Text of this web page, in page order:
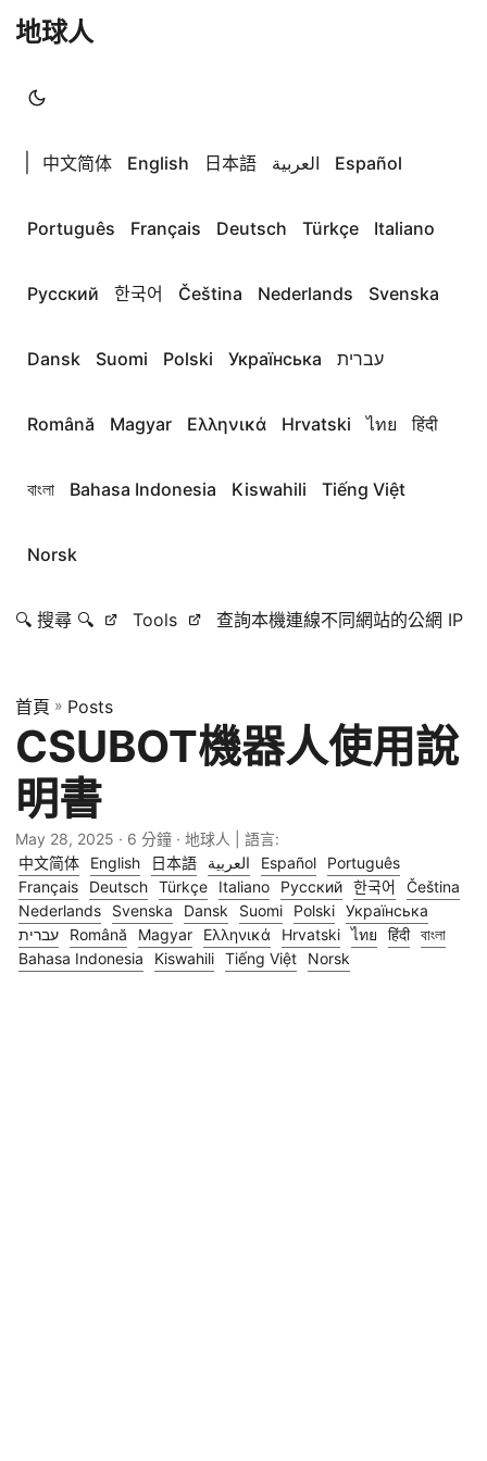
地球人
中文简体 English 日本語 العربية Español
Português Français Deutsch Türkçe Italiano
Русский 한국어 Čeština Nederlands Svenska
Dansk Suomi Polski Українська עברית
Română Magyar Ελληνικά Hrvatski ไทย हिंदी
বাংলা Bahasa Indonesia Kiswahili Tiếng Việt
Norsk
🔍 搜尋 🔍 Tools 查詢本機連線不同網站的公網 IP
首頁 » Posts
CSUBOT機器人使用說
明書
May 28, 2025 · 6 分鐘 · 地球人 | 語言:
中文简体
English 日本語 العربية Español
Português
Français
Deutsch Türkçe Italiano Русский 한국어
Čeština
Nederlands
Svenska Dansk Suomi Polski Українська
עברית
Română Magyar Ελληνικά Hrvatski ไทย हिंदी বাংলা
Bahasa Indonesia
Kiswahili Tiếng Việt Norsk